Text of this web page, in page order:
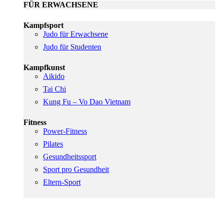
FÜR ERWACHSENE
Kampfsport
Judo für Erwachsene
Judo für Studenten
Kampfkunst
Aikido
Tai Chi
Kung Fu – Vo Dao Vietnam
Fitness
Power-Fitness
Pilates
Gesundheitssport
Sport pro Gesundheit
Eltern-Sport